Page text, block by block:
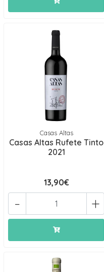
Casas Altas
Casas Altas Rufete Tinto
2021
13,90€
+
-